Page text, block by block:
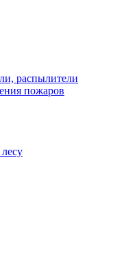
распылители
пожаров